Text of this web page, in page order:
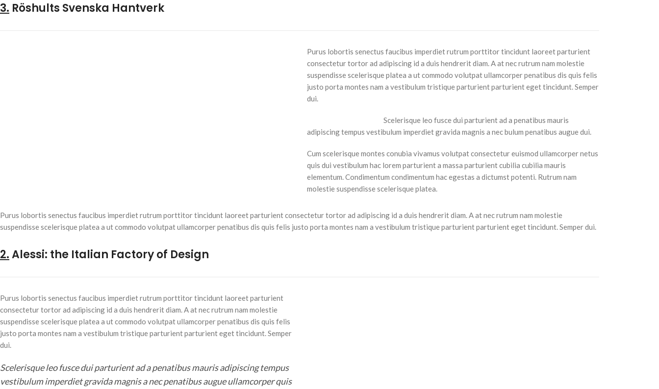
3. Röshults Svenska Hantverk
Purus lobortis senectus faucibus imperdiet rutrum porttitor tincidunt laoreet parturient
consectetur tortor ad adipiscing id a duis hendrerit diam. A at nec rutrum nam molestie
suspendisse scelerisque platea a ut commodo volutpat ullamcorper penatibus dis quis felis
justo porta montes nam a vestibulum tristique parturient parturient eget tincidunt. Semper
dui.
Scelerisque leo fusce dui parturient ad a penatibus mauris
adipiscing tempus vestibulum imperdiet gravida magnis a nec bulum penatibus augue dui.
Cum scelerisque montes conubia vivamus volutpat consectetur euismod ullamcorper netus
quis dui vestibulum hac lorem parturient a massa parturient cubilia cubilia mauris
elementum. Condimentum condimentum hac egestas a dictumst potenti. Rutrum nam
molestie suspendisse scelerisque platea.
Purus lobortis senectus faucibus imperdiet rutrum porttitor tincidunt laoreet parturient consectetur tortor ad adipiscing id a duis hendrerit diam. A at nec rutrum nam molestie
suspendisse scelerisque platea a ut commodo volutpat ullamcorper penatibus dis quis felis justo porta montes nam a vestibulum tristique parturient parturient eget tincidunt. Semper dui.
2.Alessi: the Italian Factory of Design
Purus lobortis senectus faucibus imperdiet rutrum porttitor tincidunt laoreet parturient
consectetur tortor ad adipiscing id a duis hendrerit diam. A at nec rutrum nam molestie
suspendisse scelerisque platea a ut commodo volutpat ullamcorper penatibus dis quis felis
justo porta montes nam a vestibulum tristique parturient parturient eget tincidunt. Semper
dui.
Scelerisque leo fusce dui parturient ad a penatibus mauris adipiscing tempus
vestibulum imperdiet gravida magnis a nec penatibus augue ullamcorper quis